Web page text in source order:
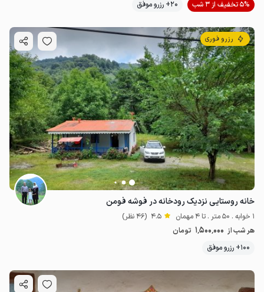
5% تخفیف از 3 شب
20+ رزرو موفق
رزرو فوری
خانه روستایی نزدیک رودخانه در فوشه فومن
1 خوابه . 50 متر . تا 4 مهمان 4.5 (46 نظر)
هر شب از 1٬500٬000 تومان
100+ رزرو موفق